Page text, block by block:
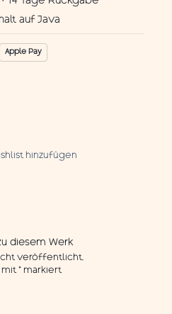
auf Java
Apple Pay
hinzufügen
diesem Werk
veröffentlicht.
mit*markiert